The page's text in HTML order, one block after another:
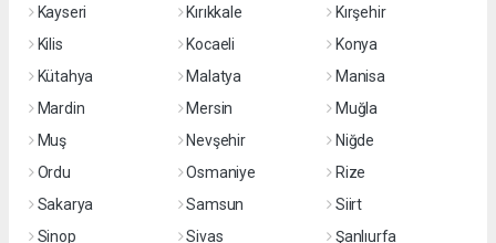
Kayseri
Kırıkkale
Kırşehir
Kilis
Kocaeli
Konya
Kütahya
Malatya
Manisa
Mardin
Mersin
Muğla
Muş
Nevşehir
Niğde
Ordu
Osmaniye
Rize
Sakarya
Samsun
Siirt
Sinop
Sivas Şanlıurfa